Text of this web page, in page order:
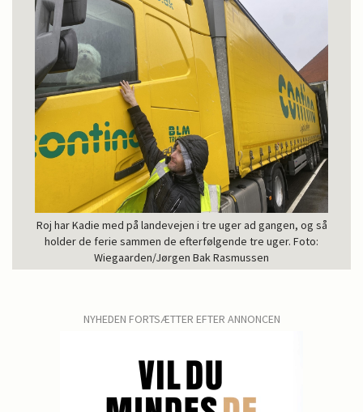
Roj har Kadie med på landevejen i tre uger ad gangen, og så
holder de ferie sammen de efterfølgende tre uger. Foto:
Wiegaarden/Jørgen Bak Rasmussen
NYHEDEN FORTSÆTTER EFTER ANNONCEN